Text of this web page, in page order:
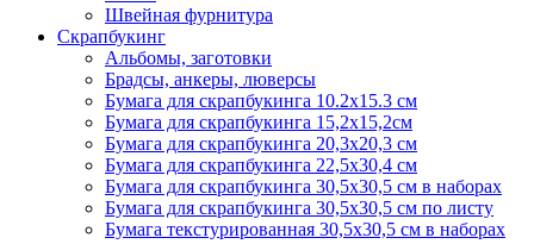
Швейная фурнитура
Скрапбукинг
Альбомы, заготовки
Брадсы, анкеры, люверсы
Бумага для скрапбукинга 10.2х15.3 см
Бумага для скрапбукинга 15,2х15,2см
Бумага для скрапбукинга 20,3х20,3 см
Бумага для скрапбукинга 22,5х30,4 см
Бумага для скрапбукинга 30,5х30,5 см в наборах
Бумага для скрапбукинга 30,5х30,5 см по листу
Бумага текстурированная 30,5х30,5 см в наборах